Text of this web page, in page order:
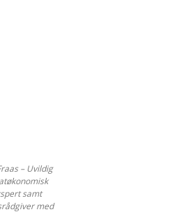
– Uvildig
samt
med